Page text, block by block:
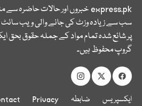
express.pkخبروں اور حالات حاضرہ سے
سب سے زیادہ وزٹ کی جانے والی ویب
پر شائع شدہ تمام مواد کے جملہ حقوق بحق
گروپ محفوظ ہیں۔
ایکسپریس ضابطہ Privacy